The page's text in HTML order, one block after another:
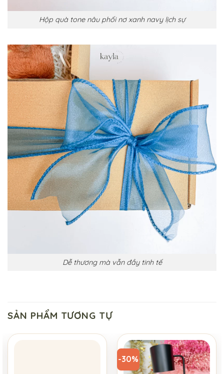
Hộp quà tone nâu phối nơ xanh navy lịch sự
Dễ thương mà vẫn đầy tinh tế
SẢN PHẨM TƯƠNG TỰ
-30%